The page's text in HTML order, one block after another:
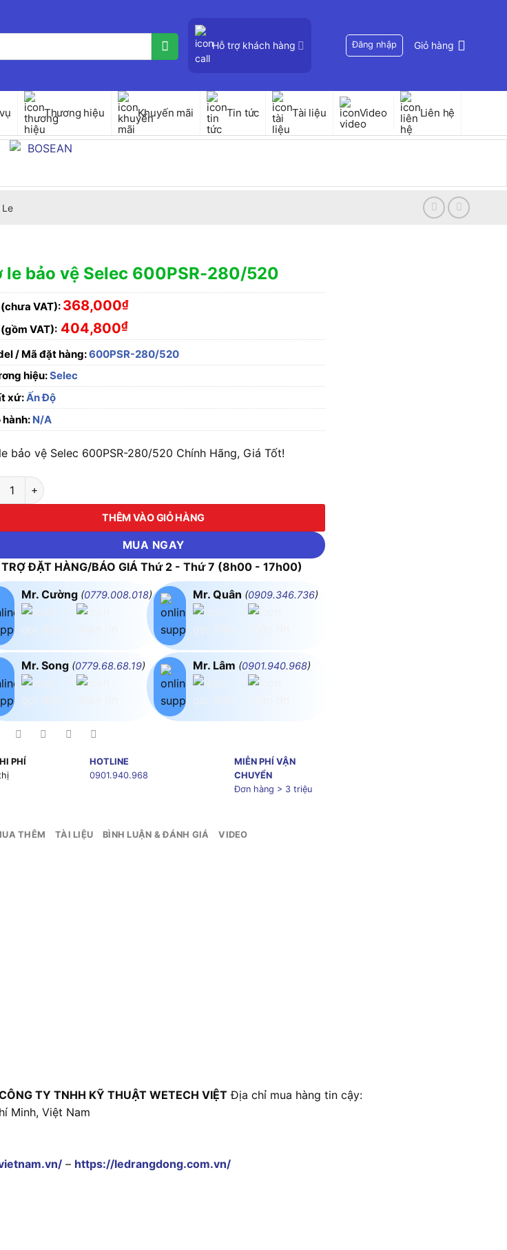
Hỗ trợ khách hàng Đăng nhập Giỏ hàng
Thương hiệu Khuyến mãi Tin tức Tài liệu Video Liên hệ
Le
le bảo vệ Selec 600PSR-280/520
VAT): 368,000₫
VAT): 404,800₫
/ Mã đặt hàng:600PSR-280/520
hiệu:Selec
xứ:Ấn Độ
hành: N/A
bảo vệ Selec 600PSR-280/520 Chính Hãng, Giá Tốt!
bảo vệ Selec 600PSR-280/520 số lượng
THÊM VÀO GIỎ HÀNG
MUA NGAY
TRỢ ĐẶT HÀNG/BÁO GIÁ Thứ 2 - Thứ 7 (8h00 - 17h00)
Mr. Cường (0779.008.018)
Mr. Song (0779.68.68.19)
Mr. Quân (0909.346.736)
Mr. Lâm (0901.940.968)
PHÍ
HOTLINE
0901.940.968
MIỄN PHÍ VẬN
CHUYỂN
Đơn hàng > 3 triệu
THÊM TÀI LIỆU BÌNH LUẬN & ĐÁNH GIÁ VIDEO
TY TNHH KỸ THUẬT WETECH VIỆT Địa chỉ mua hàng tin cậy:
Minh, Việt Nam
– https://ledrangdong.com.vn/